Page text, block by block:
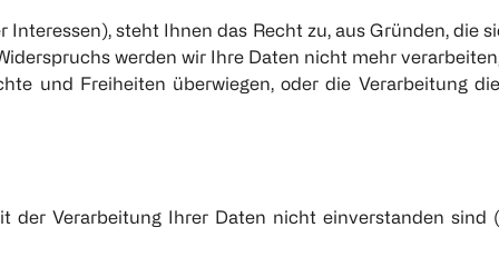
steht Ihnen das Recht zu, aus Gründen, die
werden wir Ihre Daten nicht mehr
und Freiheiten überwiegen, oder die Verarbeitung
der Verarbeitung Ihrer Daten nicht einverstanden sind